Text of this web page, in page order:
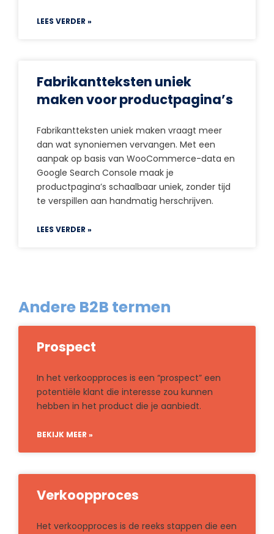
LEES VERDER »
Fabrikantteksten uniek
maken voor productpagina’s
Fabrikantteksten uniek maken vraagt meer
dan wat synoniemen vervangen. Met een
aanpak op basis van WooCommerce-data en
Google Search Console maak je
productpagina’s schaalbaar uniek, zonder tijd
te verspillen aan handmatig herschrijven.
LEES VERDER »
Andere B2B termen
Prospect
In het verkoopproces is een “prospect” een
potentiële klant die interesse zou kunnen
hebben in het product die je aanbiedt.
BEKIJK MEER »
Verkoopproces
Het verkoopproces is de reeks stappen die een